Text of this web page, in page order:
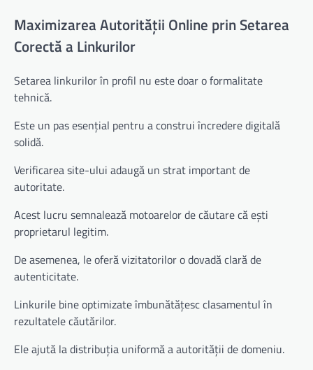
Maximizarea Autorității Online prin Setarea
Corectă a Linkurilor
Setarea linkurilor în profil nu este doar o formalitate
tehnică.
Este un pas esențial pentru a construi încredere digitală
solidă.
Verificarea site-ului adaugă un strat important de
autoritate.
Acest lucru semnalează motoarelor de căutare că ești
proprietarul legitim.
De asemenea, le oferă vizitatorilor o dovadă clară de
autenticitate.
Linkurile bine optimizate îmbunătățesc clasamentul în
rezultatele căutărilor.
Ele ajută la distribuția uniformă a autorității de domeniu.